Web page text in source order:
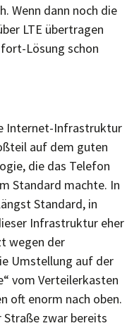
Wenn dann noch die
LTE übertragen
Lösung schon
Internet-Infrastruktur
auf dem guten
die das Telefon
Standard machte. In
Standard, in
Infrastruktur eher
wegen der
Umstellung auf der
vom Verteilerkasten
oft enorm nach oben.
Straße zwar bereits